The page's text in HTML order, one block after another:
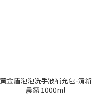
黃金盾泡泡洗手液補充包-清新
晨露 1000ml